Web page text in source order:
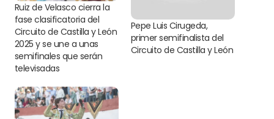
Ruiz de Velasco cierra la
fase clasificatoria del
Circuito de Castilla y León
2025 y se une a unas
semifinales que serán
televisadas
Pepe Luis Cirugeda,
primer semifinalista del
Circuito de Castilla y León